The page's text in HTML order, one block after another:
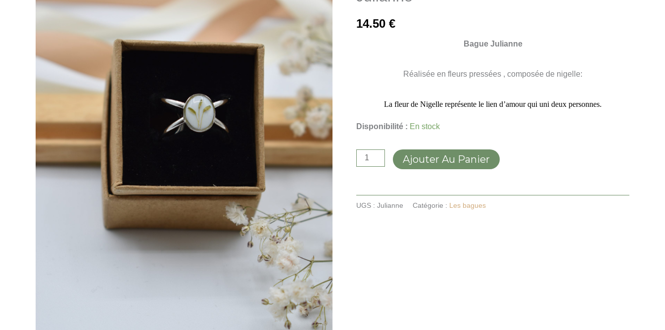
14.50 €
Bague Julianne
Réalisée en fleurs pressées , composée de nigelle:
La fleur de Nigelle représente le lien d’amour qui uni deux personnes.
Disponibilité : En stock
Ajouter Au Panier
UGS : Julianne Catégorie : Les bagues